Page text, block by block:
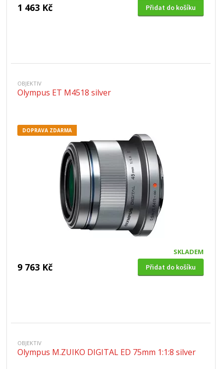
1 463 Kč Přidat do košíku
OBJEKTIV
Olympus ET M4518 silver
DOPRAVA ZDARMA
SKLADEM
9 763 Kč Přidat do košíku
OBJEKTIV
Olympus M.ZUIKO DIGITAL ED 75mm 1:1:8 silver